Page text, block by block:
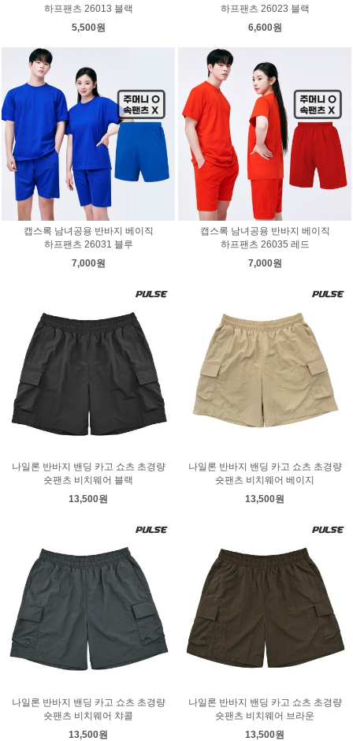
하프팬츠 26013 블랙
5,500원
하프팬츠 26023 블랙
6,600원
캡스록 남녀공용 반바지 베이직
하프팬츠 26031 블루
7,000원
캡스록 남녀공용 반바지 베이직
하프팬츠 26035 레드
7,000원
나일론 반바지 밴딩 카고 쇼츠 초경량
숏팬츠 비치웨어 블랙
13,500원
나일론 반바지 밴딩 카고 쇼츠 초경량
숏팬츠 비치웨어 베이지
13,500원
나일론 반바지 밴딩 카고 쇼츠 초경량
숏팬츠 비치웨어 챠콜
13,500원
나일론 반바지 밴딩 카고 쇼츠 초경량
숏팬츠 비치웨어 브라운
13,500원